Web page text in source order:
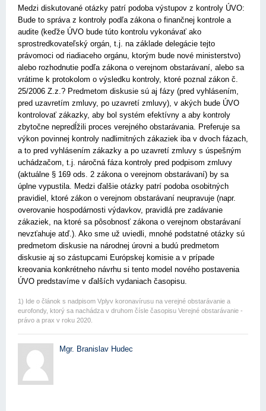
Medzi diskutované otázky patrí podoba výstupov z kontroly ÚVO:
Bude to správa z kontroly podľa zákona o finančnej kontrole a
audite (keďže ÚVO bude túto kontrolu vykonávať ako
sprostredkovateľský orgán, t.j. na základe delegácie tejto
právomoci od riadiaceho orgánu, ktorým bude nové ministerstvo)
alebo rozhodnutie podľa zákona o verejnom obstarávaní, alebo sa
vrátime k protokolom o výsledku kontroly, ktoré poznal zákon č.
25/2006 Z.z.? Predmetom diskusie sú aj fázy (pred vyhlásením,
pred uzavretím zmluvy, po uzavretí zmluvy), v akých bude ÚVO
kontrolovať zákazky, aby bol systém efektívny a aby kontroly
zbytočne nepredĺžili proces verejného obstarávania. Preferuje sa
výkon povinnej kontroly nadlimitných zákaziek iba v dvoch fázach,
a to pred vyhlásením zákazky a po uzavretí zmluvy s úspešným
uchádzačom, t.j. náročná fáza kontroly pred podpisom zmluvy
(aktuálne § 169 ods. 2 zákona o verejnom obstarávaní) by sa
úplne vypustila. Medzi ďalšie otázky patrí podoba osobitných
pravidiel, ktoré zákon o verejnom obstarávaní neupravuje (napr.
overovanie hospodárnosti výdavkov, pravidlá pre zadávanie
zákaziek, na ktoré sa pôsobnosť zákona o verejnom obstarávaní
nevzťahuje atď.). Ako sme už uviedli, mnohé podstatné otázky sú
predmetom diskusie na národnej úrovni a budú predmetom
diskusie aj so zástupcami Európskej komisie a v prípade
kreovania konkrétneho návrhu si tento model nového postavenia
ÚVO predstavíme v ďalších vydaniach časopisu.
1) Ide o článok s nadpisom Vplyv koronavírusu na verejné obstarávanie a
eurofondy, ktorý sa nachádza v druhom čísle časopisu Verejné obstarávanie -
právo a prax v roku 2020.
Mgr. Branislav Hudec